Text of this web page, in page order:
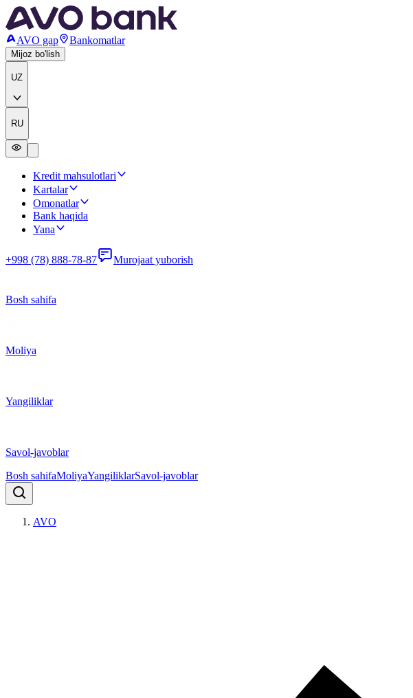
AVO gap Bankomatlar
Mijoz bo'lish
UZ
RU
Kredit mahsulotlari
Kartalar
Omonatlar
Bank haqida
Yana
+998 (78) 888-78-87 Murojaat yuborish
Bosh sahifa
Moliya
Yangiliklar
Savol-javoblar
Bosh sahifaMoliyaYangiliklarSavol-javoblar
AVO